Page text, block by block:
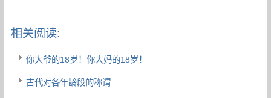
相关阅读:
你大爷的18岁！你大妈的18岁！
古代对各年龄段的称谓